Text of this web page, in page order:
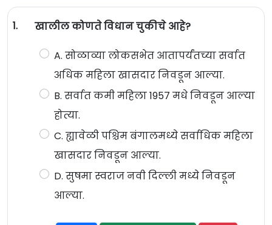
1. खालील कोणते विधान चुकीचे आहे?
A. सोळाव्या लोकसभेत आतापर्यंतच्या सर्वात
अधिक महिला खासदार निवडून आल्या.
B. सर्वात कमी महिला 1957 मधे निवडून आल्या
होत्या.
C. ह्यावेळी पश्चिम बंगालमध्ये सर्वाधिक महिला
खासदार निवडून आल्या.
D. सुषमा स्वराज नवी दिल्ली मध्ये निवडून
आल्या.